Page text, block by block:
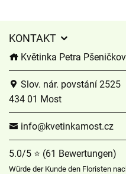
KONTAKT
Květinka Petra
Slov. nár. povstání 2525
434 01 Most
info@kvetinkamost.cz
5.0/5 ⭐ (61 Bewertungen)
Würde der Kunde den Floristen